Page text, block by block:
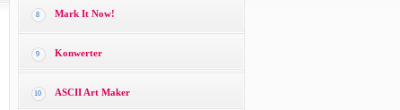
8 Mark It Now!
9 Konwerter
10 ASCII Art Maker